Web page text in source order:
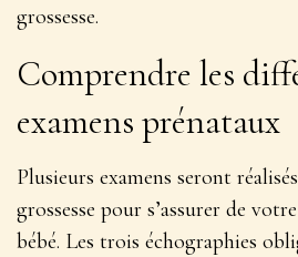
grossesse.
Comprendre les
examens prénataux
Plusieurs examens seront
grossesse pour s’assurer de
bébé. Les trois échographies